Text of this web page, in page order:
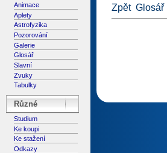
Animace
Aplety
Astrofyzika
Pozorování
Galerie
Glosář
Slavní
Zvuky
Tabulky
Různé
Studium
Ke koupi
Ke stažení
Odkazy
Zpět Glosář